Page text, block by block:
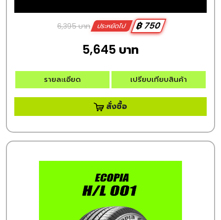
6,395 บาท ประหยัดไป ฿ 750
5,645 บาท
รายละเอียด เปรียบเทียบสินค้า
สั่งซื้อ